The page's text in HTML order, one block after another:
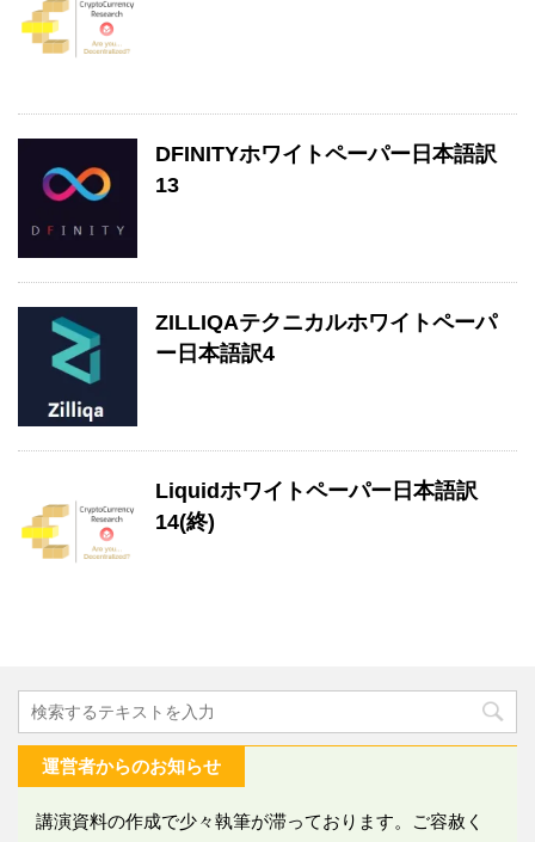
DFINITYホワイトペーパー日本語訳
13
ZILLIQAテクニカルホワイトペーパ
ー日本語訳4
Liquidホワイトペーパー日本語訳
14(終)
運営者からのお知らせ
講演資料の作成で少々執筆が滞っております。ご容赦く